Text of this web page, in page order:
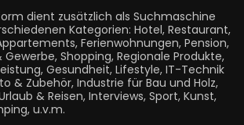
dient zusätzlich als Suchmaschine
Kategorien: Hotel, Restaurant,
Ferienwohnungen, Pension,
Shopping, Regionale Produkte,
Gesundheit, Lifestyle, IT-Technik
& Zubehör, Industrie für Bau und Holz,
& Reisen, Interviews, Sport, Kunst,
u.v.m.